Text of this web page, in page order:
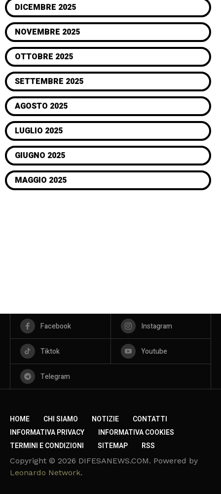
DICEMBRE 2025
NOVEMBRE 2025
OTTOBRE 2025
SETTEMBRE 2025
AGOSTO 2025
LUGLIO 2025
GIUGNO 2025
MAGGIO 2025
Facebook Instagram
Tiktok Youtube
Telegram
HOME CHI SIAMO NOTIZIE
CONTATTI
INFORMATIVA PRIVACY
INFORMATIVA COOKIES
TERMINI E CONDIZIONI
SITEMAP RSS
Copyright © 2026 DIFESANEWS.COM. Powered by
Leonardo Network.